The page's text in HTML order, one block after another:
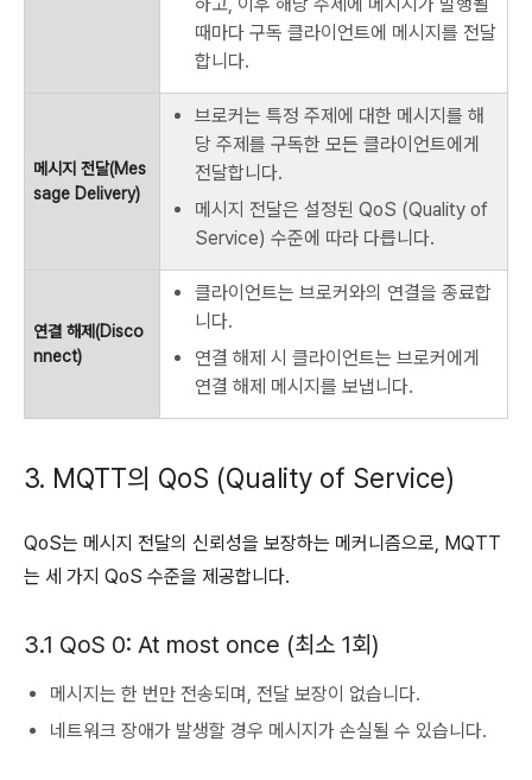
때마다 구독 클라이언트에 메시지를 전달
합니다.
메시지 전달(Mes
sage Delivery)
브로커는 특정 주제에 대한 메시지를 해
당 주제를 구독한 모든 클라이언트에게
전달합니다.
메시지 전달은 설정된 QoS (Quality of
Service) 수준에 따라 다릅니다.
연결 해제(Disco
nnect)
클라이언트는 브로커와의 연결을 종료합
니다.
연결 해제 시 클라이언트는 브로커에게
연결 해제 메시지를 보냅니다.
3. MQTT의 QoS (Quality of Service)
QoS는 메시지 전달의 신뢰성을 보장하는 메커니즘으로, MQTT
는 세 가지 QoS 수준을 제공합니다.
3.1 QoS 0: At most once (최소 1회)
메시지는 한 번만 전송되며, 전달 보장이 없습니다.
네트워크 장애가 발생할 경우 메시지가 손실될 수 있습니다.